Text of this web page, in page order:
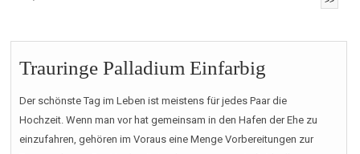
Trauringe Palladium Einfarbig
Der schönste Tag im Leben ist meistens für jedes Paar die
Hochzeit. Wenn man vor hat gemeinsam in den Hafen der Ehe zu
einzufahren, gehören im Voraus eine Menge Vorbereitungen zur